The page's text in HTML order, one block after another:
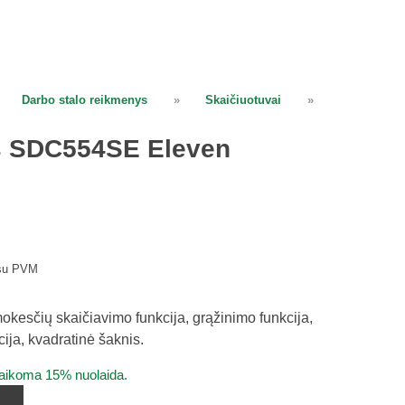
Darbo stalo reikmenys » Skaičiuotuvai »
Eleven
PVM
skaičiavimo funkcija, grąžinimo funkcija,
kvadratinė šaknis.
15% nuolaida.